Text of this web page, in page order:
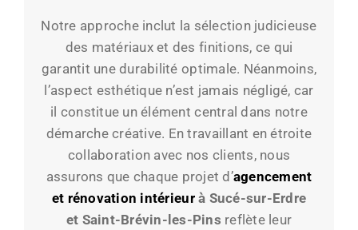
Notre approche inclut la sélection judicieuse
des matériaux et des finitions, ce qui
garantit une durabilité optimale. Néanmoins,
l’aspect esthétique n’est jamais négligé, car
il constitue un élément central dans notre
démarche créative. En travaillant en étroite
collaboration avec nos clients, nous
assurons que chaque projet d’agencement
et rénovation intérieurà Sucé-sur-Erdre
et Saint-Brévin-les-Pins reflète leur